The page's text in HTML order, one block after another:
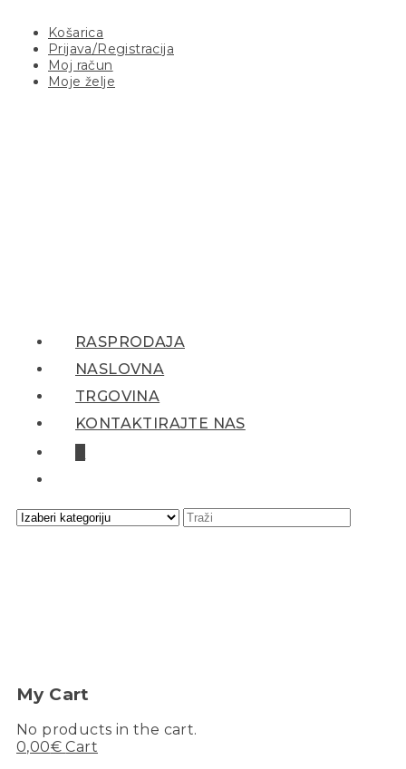
Košarica
Prijava/Registracija
Moj račun
Moje želje
RASPRODAJA
NASLOVNA
TRGOVINA
KONTAKTIRAJTE NAS
My Cart
No products in the cart.
0,00€ Cart